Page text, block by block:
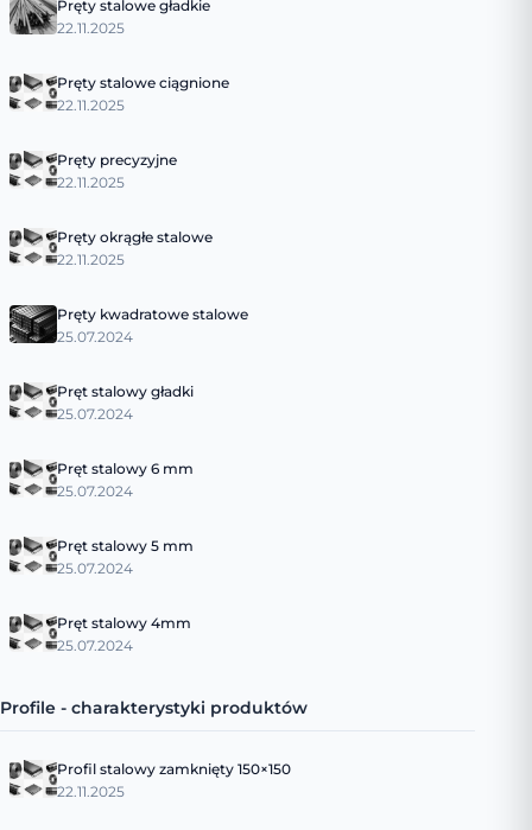
Pręty stalowe gładkie
22.11.2025
Pręty stalowe ciągnione
22.11.2025
Pręty precyzyjne
22.11.2025
Pręty okrągłe stalowe
22.11.2025
Pręty kwadratowe stalowe
25.07.2024
Pręt stalowy gładki
25.07.2024
Pręt stalowy 6 mm
25.07.2024
Pręt stalowy 5 mm
25.07.2024
Pręt stalowy 4mm
25.07.2024
Profile - charakterystyki produktów
Profil stalowy zamknięty 150×150
22.11.2025